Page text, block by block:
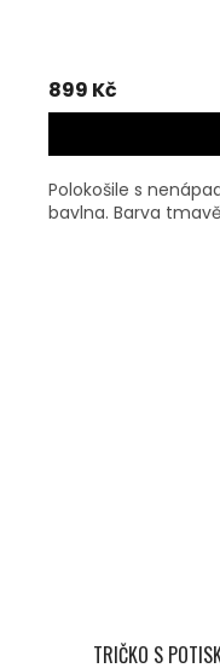
899 Kč
Polokošile s
bavlna. Barva
TRIČKO S